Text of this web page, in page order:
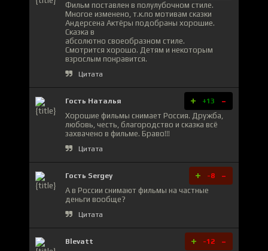
Фильм поставлен в полулубочном стиле.
Многое изменено, т.к.по мотивам сказки
Андерсена Актёры подобраны хорошие.
Сказка в
абсолютно своеобразном стиле.
Смотрится хорошо. Детям и некоторым
взрослым понравится.
Цитата
Гость Наталья + +13 -
Хорошие фильмы снимает Россия. Дружба,
любовь, честь, благородство и сказка всё
захвачено в фильме. Браво!!!
Цитата
Гость Sergey + -8 -
А в России снимают фильмы на частные
деньги вообще?
Цитата
Blevatt + -12 -